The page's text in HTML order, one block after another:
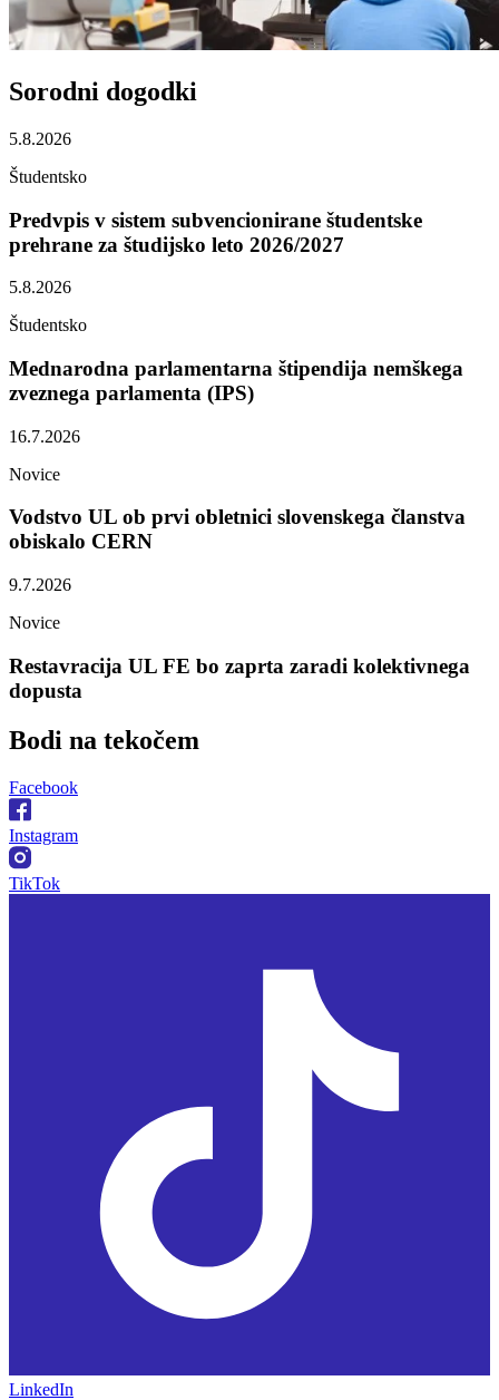
Sorodni dogodki
5.8.2026
Študentsko
Predvpis v sistem subvencionirane študentske
prehrane za študijsko leto 2026/2027
5.8.2026
Študentsko
Mednarodna parlamentarna štipendija nemškega
zveznega parlamenta (IPS)
16.7.2026
Novice
Vodstvo UL ob prvi obletnici slovenskega članstva
obiskalo CERN
9.7.2026
Novice
Restavracija UL FE bo zaprta zaradi kolektivnega
dopusta
Bodi na tekočem
Facebook
Instagram
TikTok
LinkedIn